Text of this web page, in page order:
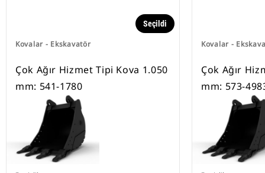
Kovalar - Ekskavatör
Seçildi
Çok Ağır Hizmet Tipi Kova 1.050
mm: 541-1780
Kovalar -
Çok Ağır
mm: 573-